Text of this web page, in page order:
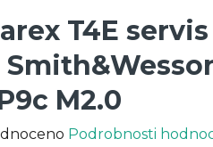
T4E
M2.0
Podrobnosti